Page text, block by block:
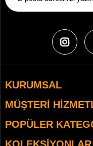
KURUMSAL
MÜŞTERI
POPÜLER